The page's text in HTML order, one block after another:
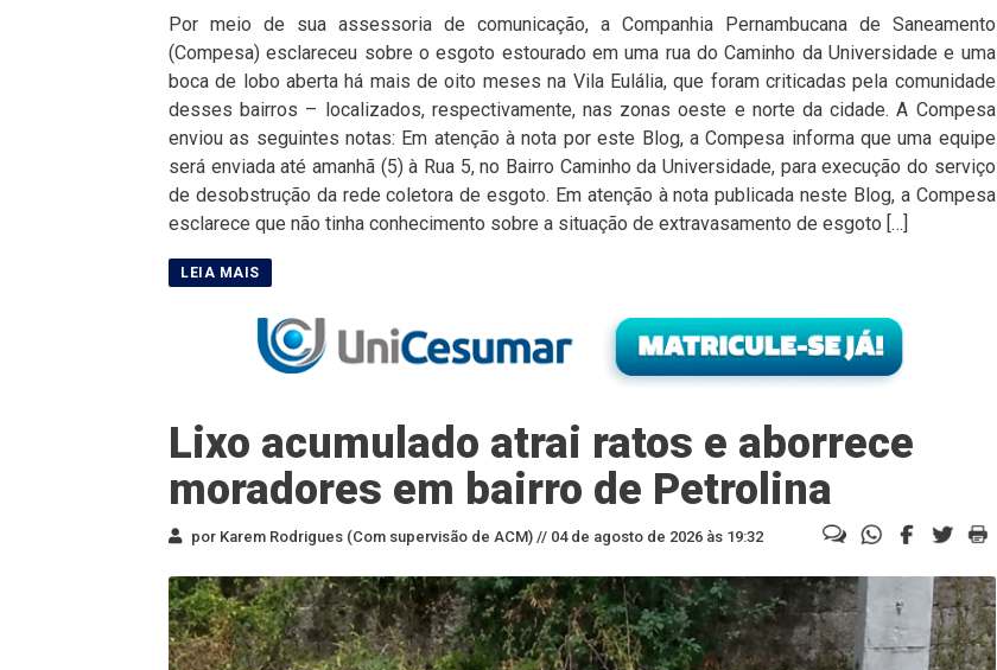
Por meio de sua assessoria de comunicação, a Companhia Pernambucana de Saneamento
(Compesa) esclareceu sobre o esgoto estourado em uma rua do Caminho da Universidade e uma
boca de lobo aberta há mais de oito meses na Vila Eulália, que foram criticadas pela comunidade
desses bairros – localizados, respectivamente, nas zonas oeste e norte da cidade. A Compesa
enviou as seguintes notas: Em atenção à nota por este Blog, a Compesa informa que uma equipe
será enviada até amanhã (5) à Rua 5, no Bairro Caminho da Universidade, para execução do serviço
de desobstrução da rede coletora de esgoto. Em atenção à nota publicada neste Blog, a Compesa
esclarece que não tinha conhecimento sobre a situação de extravasamento de esgoto […]
Lixo acumulado atrai ratos e aborrece
moradores em bairro de Petrolina
por Karem Rodrigues (Com supervisão de ACM) // 04 de agosto de 2026 às 19:32